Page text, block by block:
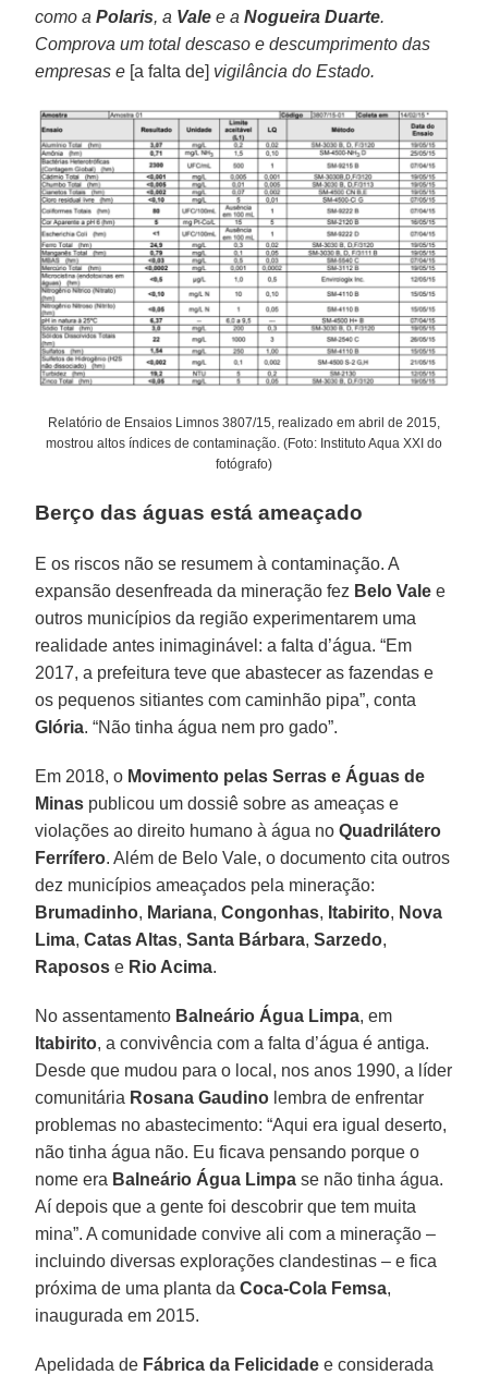
como aPolaris, a Vale e aNogueira Duarte.
Comprova um total descaso e descumprimento das
empresas e [a falta de] vigilância do Estado.
Relatório de Ensaios Limnos 3807/15, realizado em abril de 2015,
mostrou altos índices de contaminação. (Foto: Instituto Aqua XXI do
fotógrafo)
Berço das águas está ameaçado
E os riscos não se resumem à contaminação. A
expansão desenfreada da mineração fez Belo Vale e
outros municípios da região experimentarem uma
realidade antes inimaginável: a falta d’água. “Em
2017, a prefeitura teve que abastecer as fazendas e
os pequenos sitiantes com caminhão pipa”, conta
Glória. “Não tinha água nem pro gado”.
Em 2018, o Movimento pelas Serras e Águas de
Minas publicou um dossiê sobre as ameaças e
violações ao direito humano à água noQuadrilátero
Ferrífero. Além de Belo Vale, o documento cita outros
dez municípios ameaçados pela mineração:
Brumadinho, Mariana, Congonhas, Itabirito, Nova
Lima, Catas Altas, Santa Bárbara, Sarzedo,
Raposose Rio Acima.
No assentamento Balneário Água Limpa, em
Itabirito, a convivência com a falta d’água é antiga.
Desde que mudou para o local, nos anos 1990, a líder
comunitária Rosana Gaudino lembra de enfrentar
problemas no abastecimento: “Aqui era igual deserto,
não tinha água não. Eu ficava pensando porque o
nome era Balneário Água Limpa se não tinha água.
Aí depois que a gente foi descobrir que tem muita
mina”. A comunidade convive ali com a mineração –
incluindo diversas explorações clandestinas – e fica
próxima de uma planta daCoca-Cola Femsa,
inaugurada em 2015.
Apelidada de Fábrica da Felicidade e considerada